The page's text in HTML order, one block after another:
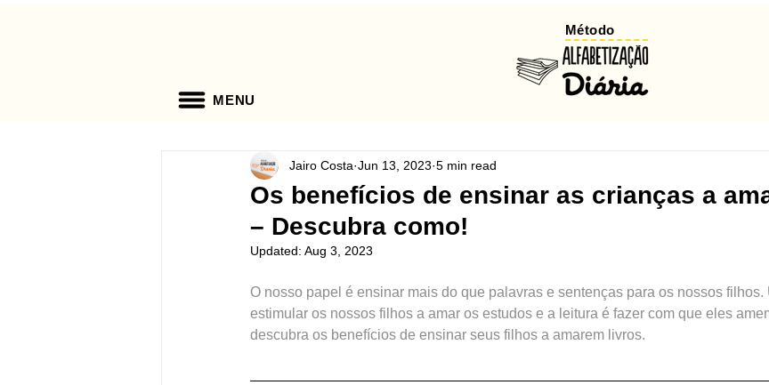
MENU
Método
Os benefícios de ensinar as crianças a
– Descubra como!
Jairo Costa Jun 13, 2023 5 min read
Updated: Aug 3, 2023
O nosso papel é ensinar mais do que palavras e sentenças para os nossos filhos.
estimular os nossos filhos a amar os estudos e a leitura é fazer com que eles
descubra os benefícios de ensinar seus filhos a amarem livros.